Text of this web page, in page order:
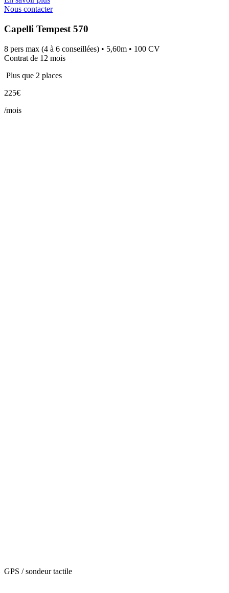
Nous contacter
Capelli Tempest 570
8 pers max (4 à 6 conseillées) • 5,60m • 100 CV
Contrat de 12 mois
Plus que 2 places
225€
/mois
GPS / sondeur tactile